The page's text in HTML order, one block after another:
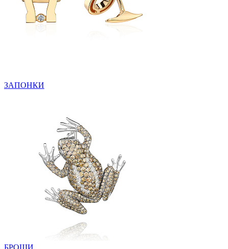
ЗАПОНКИ
БРОШИ